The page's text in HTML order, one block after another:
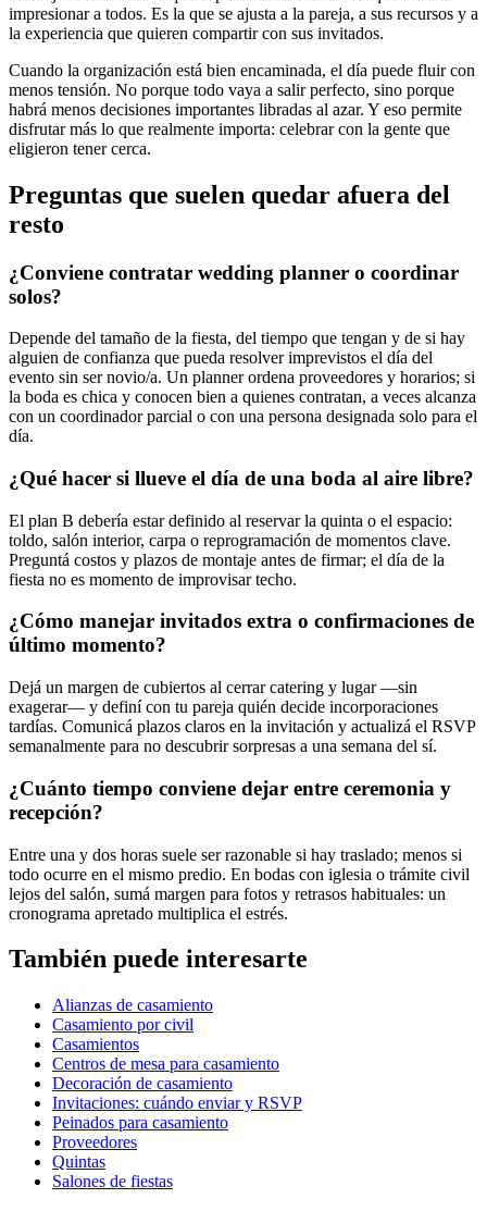
impresionar a todos. Es la que se ajusta a la pareja, a sus recursos y a
la experiencia que quieren compartir con sus invitados.
Cuando la organización está bien encaminada, el día puede fluir con
menos tensión. No porque todo vaya a salir perfecto, sino porque
habrá menos decisiones importantes libradas al azar. Y eso permite
disfrutar más lo que realmente importa: celebrar con la gente que
eligieron tener cerca.
Preguntas que suelen quedar afuera del
resto
¿Conviene contratar wedding planner o coordinar
solos?
Depende del tamaño de la fiesta, del tiempo que tengan y de si hay
alguien de confianza que pueda resolver imprevistos el día del
evento sin ser novio/a. Un planner ordena proveedores y horarios; si
la boda es chica y conocen bien a quienes contratan, a veces alcanza
con un coordinador parcial o con una persona designada solo para el
día.
¿Qué hacer si llueve el día de una boda al aire libre?
El plan B debería estar definido al reservar la quinta o el espacio:
toldo, salón interior, carpa o reprogramación de momentos clave.
Preguntá costos y plazos de montaje antes de firmar; el día de la
fiesta no es momento de improvisar techo.
¿Cómo manejar invitados extra o confirmaciones de
último momento?
Dejá un margen de cubiertos al cerrar catering y lugar —sin
exagerar— y definí con tu pareja quién decide incorporaciones
tardías. Comunicá plazos claros en la invitación y actualizá el RSVP
semanalmente para no descubrir sorpresas a una semana del sí.
¿Cuánto tiempo conviene dejar entre ceremonia y
recepción?
Entre una y dos horas suele ser razonable si hay traslado; menos si
todo ocurre en el mismo predio. En bodas con iglesia o trámite civil
lejos del salón, sumá margen para fotos y retrasos habituales: un
cronograma apretado multiplica el estrés.
También puede interesarte
Alianzas de casamiento
Casamiento por civil
Casamientos
Centros de mesa para casamiento
Decoración de casamiento
Invitaciones: cuándo enviar y RSVP
Peinados para casamiento
Proveedores
Quintas
Salones de fiestas